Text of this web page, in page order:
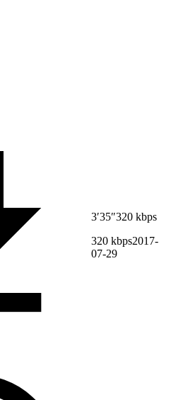
3′35″320 kbps
320 kbps2017-
07-29